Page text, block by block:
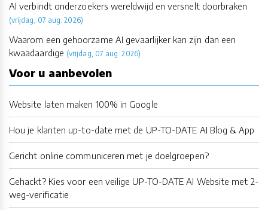
AI verbindt onderzoekers wereldwijd en versnelt doorbraken
(vrijdag, 07 aug. 2026)
Waarom een gehoorzame AI gevaarlijker kan zijn dan een
kwaadaardige (vrijdag, 07 aug. 2026)
Voor u aanbevolen
Website laten maken 100% in Google
Hou je klanten up-to-date met de UP-TO-DATE AI Blog & App
Gericht online communiceren met je doelgroepen?
Gehackt? Kies voor een veilige UP-TO-DATE AI Website met 2-
weg-verificatie